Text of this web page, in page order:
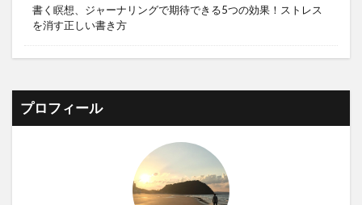
書く瞑想、ジャーナリングで期待できる5つの効果！ストレス
を消す正しい書き方
プロフィール